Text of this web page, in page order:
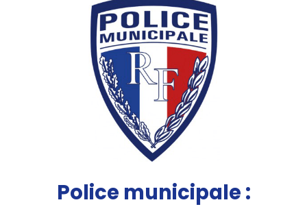
Police municipale :